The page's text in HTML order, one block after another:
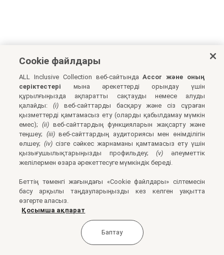
Cookie файлдары
ALL Inclusive Collection веб-сайтындаAccor және оның
серіктестері мына әрекеттерді орындау үшін
құрылғыңызда ақпаратты сақтауды немесе алуды
қалайды:(i) веб-сайттарды басқару және сіз сұраған
қызметтерді қамтамасыз ету (оларды қабылдамау мүмкін
емес);(ii) веб-сайттардың функцияларын жақсарту және
теңшеу; (iii)веб-сайттардың аудиториясы мен өнімділігін
өлшеу; (iv)сізге сәйкес жарнаманы қамтамасыз ету үшін
қызығушылықтарыңызды профильдеу;(v) әлеуметтік
желілермен өзара әрекеттесуге мүмкіндік береді.
Беттің төменгі жағындағы «Cookie файлдары» сілтемесін
басу арқылы таңдауларыңызды кез келген уақытта
өзгерте аласыз.
Қосымша ақпарат
Баптау